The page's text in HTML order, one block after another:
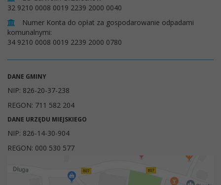
32 9210 0008 0019 2239 2000 0040
Numer Konta do opłat za gospodarowanie odpadami
komunalnymi:
34 9210 0008 0019 2239 2000 0780
DANE GMINY
NIP: 826-20-37-238
REGON: 711 582 204
DANE URZĘDU MIEJSKIEGO
NIP: 826-14-30-904
REGON: 000 530 577